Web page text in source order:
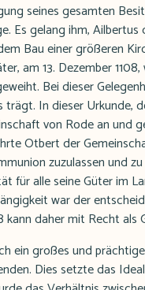
seines gesamten
Es gelang ihm,
Bau einer größeren
am 13. Dezember
Bei dieser
trägt. In dieser Urkunde,
von Rode an und
Otbert der
zuzulassen und
für alle seine Güter im
war der
kann daher mit Recht
ein großes und
Dies setzte das